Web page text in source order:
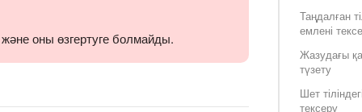
Таңдалған
емлені
Жазудағы
түзету
Шет
тексеру
оны өзгертуге болмайды.